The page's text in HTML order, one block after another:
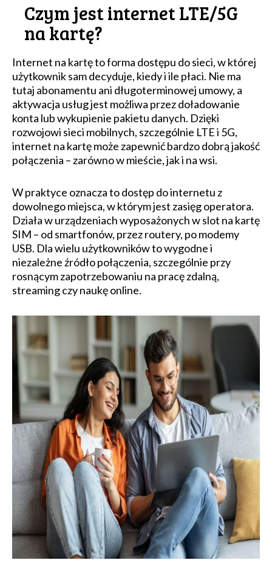
Czym jest internet LTE/5G
na kartę?
Internet na kartę to forma dostępu do sieci, w której
użytkownik sam decyduje, kiedy i ile płaci. Nie ma
tutaj abonamentu ani długoterminowej umowy, a
aktywacja usług jest możliwa przez doładowanie
konta lub wykupienie pakietu danych. Dzięki
rozwojowi sieci mobilnych, szczególnie LTE i 5G,
internet na kartę może zapewnić bardzo dobrą jakość
połączenia – zarówno w mieście, jak i na wsi.
W praktyce oznacza to dostęp do internetu z
dowolnego miejsca, w którym jest zasięg operatora.
Działa w urządzeniach wyposażonych w slot na kartę
SIM – od smartfonów, przez routery, po modemy
USB. Dla wielu użytkowników to wygodne i
niezależne źródło połączenia, szczególnie przy
rosnącym zapotrzebowaniu na pracę zdalną,
streaming czy naukę online.